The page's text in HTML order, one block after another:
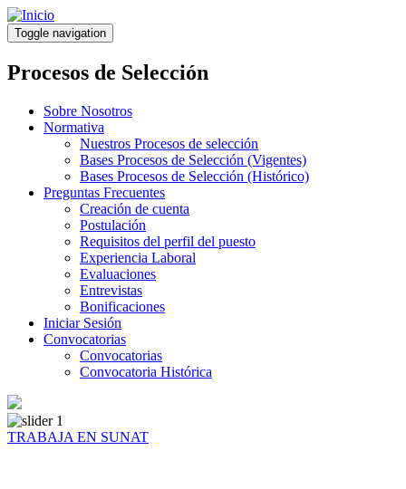
Pasar
al
contenido
principal
Toggle navigation
Procesos de Selección
Sobre Nosotros
Normativa
Nuestros Procesos de selección
Bases Procesos de Selección (Vigentes)
Bases Procesos de Selección (Histórico)
Preguntas Frecuentes
Creación de cuenta
Postulación
Requisitos del perfil del puesto
Experiencia Laboral
Evaluaciones
Entrevistas
Bonificaciones
Iniciar Sesión
Convocatorias
Convocatorias
Convocatoria Histórica
TRABAJA EN SUNAT